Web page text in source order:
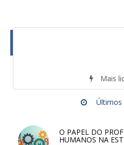
Mais
Últimos
O PAPEL DO
HUMANOS NA